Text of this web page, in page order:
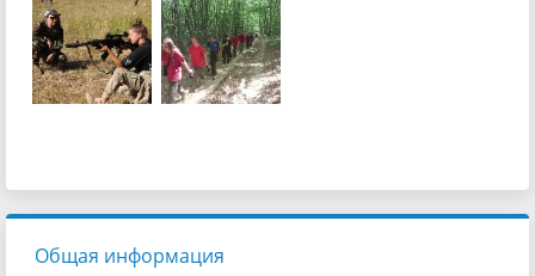
Общая информация